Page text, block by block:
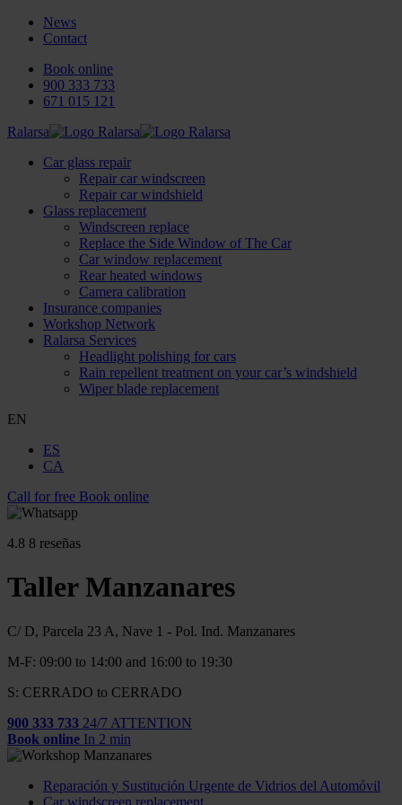
News
Contact
Book online
900 333 733
671 015 121
Ralarsa
Car glass repair
Repair car windscreen
Repair car windshield
Glass replacement
Windscreen replace
Replace the Side Window of The Car
Car window replacement
Rear heated windows
Camera calibration
Insurance companies
Workshop Network
Ralarsa Services
Headlight polishing for cars
Rain repellent treatment on your car’s windshield
Wiper blade replacement
EN
ES
CA
Call for free Book online
4.8 8 reseñas
Taller Manzanares
C/ D, Parcela 23 A, Nave 1 - Pol. Ind. Manzanares
M-F: 09:00 to 14:00 and 16:00 to 19:30
S: CERRADO to CERRADO
900 333 733 24/7 ATTENTION
Book online In 2 min
Reparación y Sustitución Urgente de Vidrios del Automóvil
Car windscreen replacement